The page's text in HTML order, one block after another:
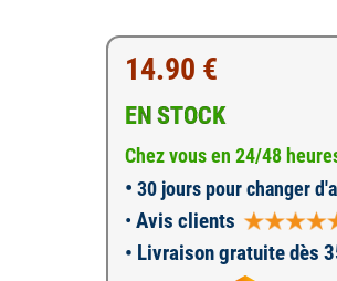
14.90 €
EN STOCK
Chez vous en 24/48
• 30 jours pour changer
• Avis clients
• Livraison gratuite dès